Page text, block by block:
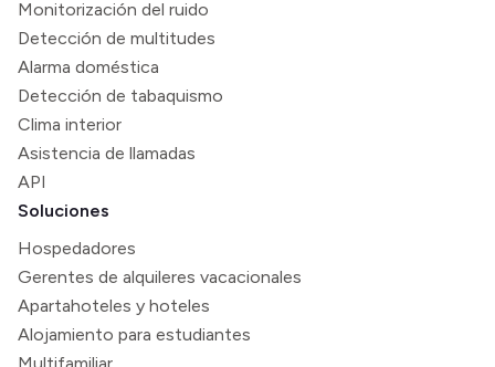
Monitorización del ruido
Detección de multitudes
Alarma doméstica
Detección de tabaquismo
Clima interior
Asistencia de llamadas
API
Soluciones
Hospedadores
Gerentes de alquileres vacacionales
Apartahoteles y hoteles
Alojamiento para estudiantes